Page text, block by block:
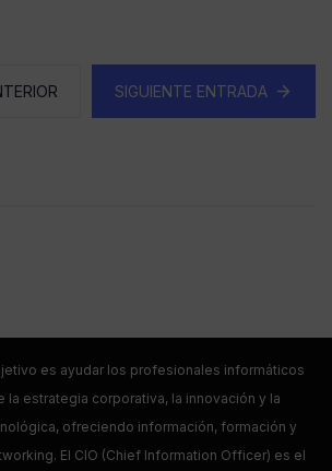
SIGUIENTE ENTRADA
es ayudar los profesionales informáticos
la estrategia corporativa, la innovación y la
ofreciendo información, formación y
El CIO (Chief Information Officer) es el